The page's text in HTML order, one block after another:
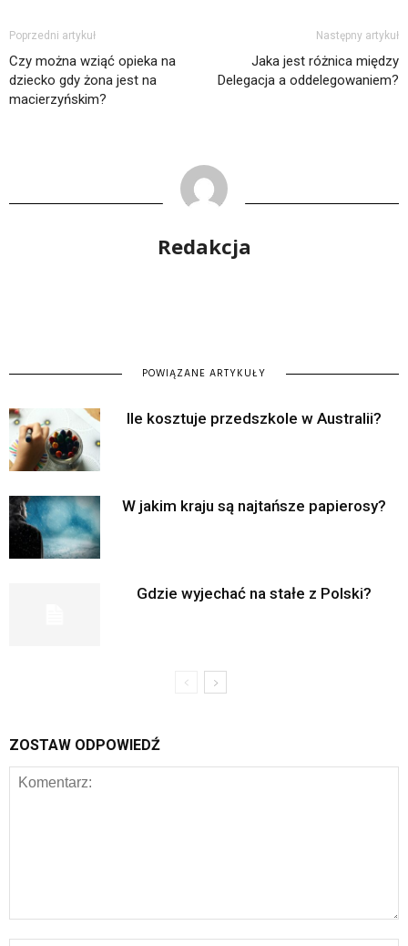
Poprzedni artykuł
Czy można wziąć opieka na
dziecko gdy żona jest na
macierzyńskim?
Następny artykuł
Jaka jest różnica między
Delegacja a oddelegowaniem?
Redakcja
POWIĄZANE ARTYKUŁY
Ile kosztuje przedszkole w Australii?
W jakim kraju są najtańsze papierosy?
Gdzie wyjechać na stałe z Polski?
ZOSTAW ODPOWIEDŹ